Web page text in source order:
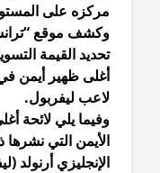
على المستوى
موقع “ترانسفير
القيمة التسويقية
ظهير أيمن في العالم،
ليفربول.
يلي لائحة أغلى عشرة
التي نشرها ذات
أرنولد (ليفربول): 80 مليون أورو .